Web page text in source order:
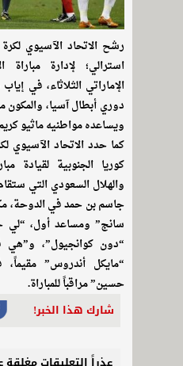
رشح الاتحاد الآسيوي
استرالي؛ لإدارة مباراة
الإماراتي الثلاثاء، في
دوري أبطال آسيا، والمكون
ويساعده مواطنيه ماثيو
كما حدد الاتحاد الآسيوي
كوريا الجنوبية لقيادة
والهلال السعودي التي
جاسم بن حمد في الدوحة،
سانج” ومساعد أول، “لي
“دون كوانجيول”، و”هي
“مايكل أندروس”
حسين” مراقباً للمباراة.
شارك هذا الخبر!